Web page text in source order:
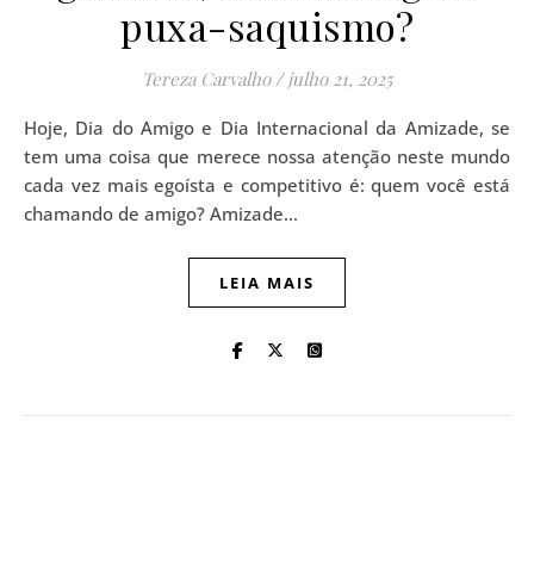
puxa-saquismo?
Tereza Carvalho / julho 21, 2025
Hoje, Dia do Amigo e Dia Internacional da Amizade, se
tem uma coisa que merece nossa atenção neste mundo
cada vez mais egoísta e competitivo é: quem você está
chamando de amigo? Amizade…
LEIA MAIS